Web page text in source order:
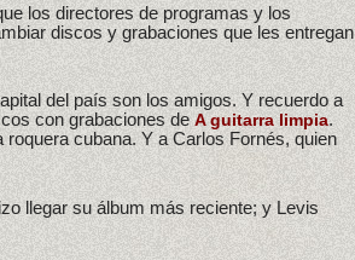
los directores de programas y los
discos y grabaciones que les entregan
del país son los amigos. Y recuerdo a
con grabaciones deA guitarra limpia.
cubana. Y a Carlos Fornés, quien
llegar su álbum más reciente; y Levis